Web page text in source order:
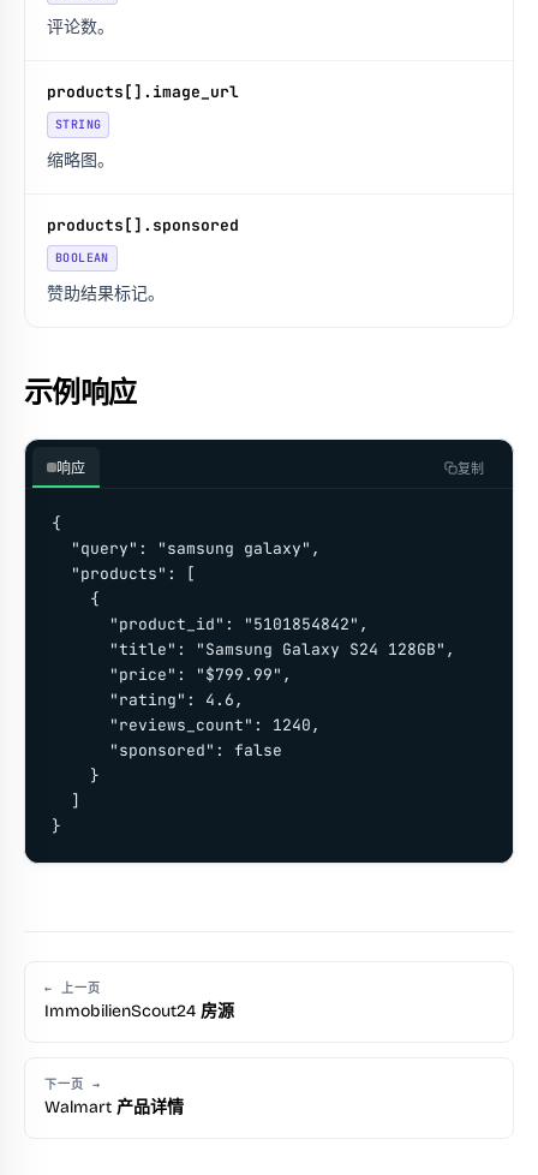
评论数。
products[].image_url
STRING
缩略图。
products[].sponsored
BOOLEAN
赞助结果标记。
示例响应
响应 复制
{
  "query": "samsung galaxy",
  "products": [
    {
      "product_id": "5101854842",
      "title": "Samsung Galaxy S24 128GB",
      "price": "$799.99",
      "rating": 4.6,
      "reviews_count": 1240,
      "sponsored": false
    }
  ]
}
← 上一页
ImmobilienScout24 房源
下一页 →
Walmart 产品详情